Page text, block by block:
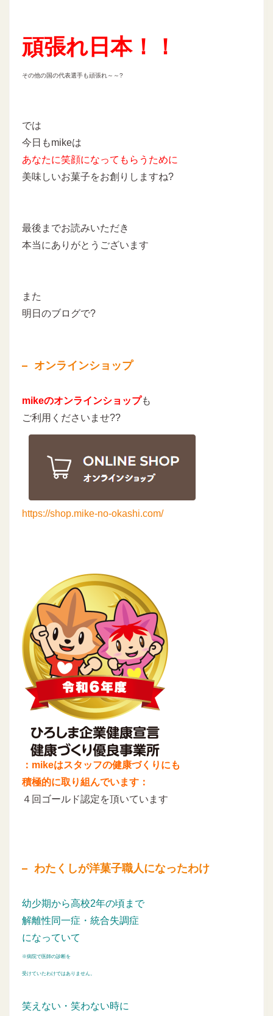
頑張れ日本！！
その他の国の代表選手も頑張れ～～?
では
今日もmikeは
あなたに笑顔になってもらうために
美味しいお菓子をお創りしますね?
最後までお読みいただき
本当にありがとうございます
また
明日のブログで?
オンラインショップ
mikeのオンラインショップも
ご利用くださいませ??
https://shop.mike-no-okashi.com/
：mikeはスタッフの健康づくりにも
積極的に取り組んでいます：
４回ゴールド認定を頂いています
わたくしが洋菓子職人になったわけ
幼少期から高校2年の頃まで
解離性同一症・統合失調症
になっていて
※病院で医師の診断を
受けていたわけではありません。
笑えない・笑わない時に